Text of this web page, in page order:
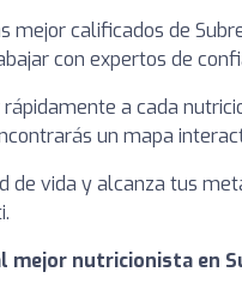
mejor calificados de
con expertos de
rápidamente a cada
un mapa
de vida y alcanza tus
mejor nutricionista en